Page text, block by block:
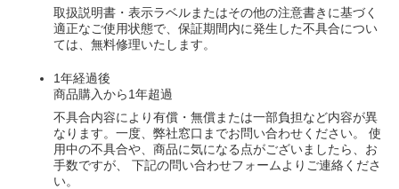
取扱説明書・表示ラベルまたはその他の注意書きに基づく
適正なご使用状態で、保証期間内に発生した不具合につい
ては、無料修理いたします。
1年経過後
商品購入から1年超過
不具合内容により有償・無償または一部負担など内容が異
なります。一度、弊社窓口までお問い合わせください。 使
用中の不具合や、商品に気になる点がございましたら、お
手数ですが、 下記の問い合わせフォームよりご連絡くださ
い。